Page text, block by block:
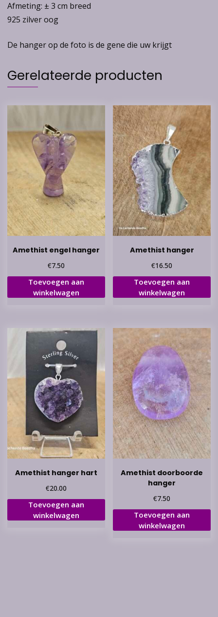
Afmeting: ± 3 cm breed
925 zilver oog
De hanger op de foto is de gene die uw krijgt
Gerelateerde producten
Amethist engel hanger
€7.50
Toevoegen aan
winkelwagen
Amethist hanger
€16.50
Toevoegen aan
winkelwagen
Amethist hanger hart
€20.00
Toevoegen aan
winkelwagen
Amethist doorboorde
hanger
€7.50
Toevoegen aan
winkelwagen